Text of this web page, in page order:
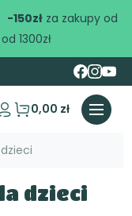
-150złza zakupy od
1300zł
0,00 zł
dzieci